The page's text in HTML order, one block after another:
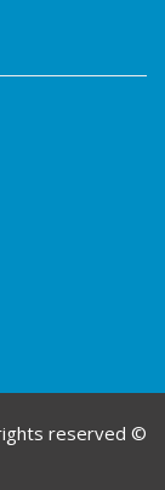
reserved ©